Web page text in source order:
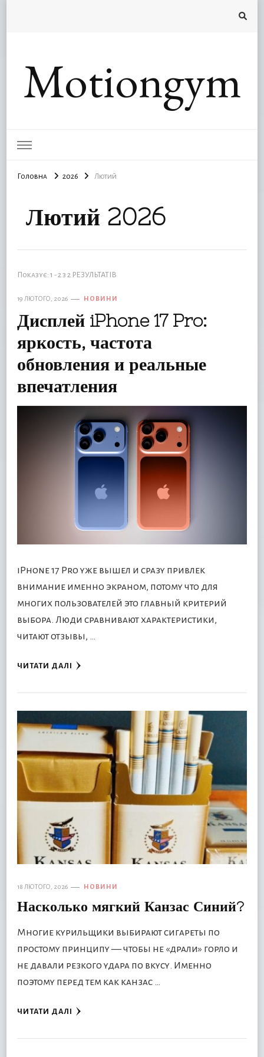
Motiongym
Головна 2026 Лютий
Лютий 2026
Показує: 1 - 2 з 2 РЕЗУЛЬТАТІВ
19 ЛЮТОГО, 2026 НОВИНИ
Дисплей iPhone 17 Pro:
яркость, частота
обновления и реальные
впечатления
iPhone 17 Pro уже вышел и сразу привлек
внимание именно экраном, потому что для
многих пользователей это главный критерий
выбора. Люди сравнивают характеристики,
читают отзывы, …
ЧИТАТИ ДАЛІ
18 ЛЮТОГО, 2026 НОВИНИ
Насколько мягкий Канзас Синий?
Многие курильщики выбирают сигареты по
простому принципу — чтобы не «драли» горло и
не давали резкого удара по вкусу. Именно
поэтому перед тем как канзас …
ЧИТАТИ ДАЛІ